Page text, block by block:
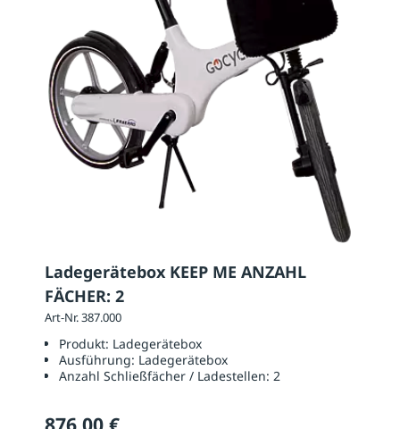
Ladegerätebox KEEP ME ANZAHL
FÄCHER: 2
Art-Nr. 387.000
Produkt: Ladegerätebox
Ausführung: Ladegerätebox
Anzahl Schließfächer / Ladestellen: 2
876,00 €